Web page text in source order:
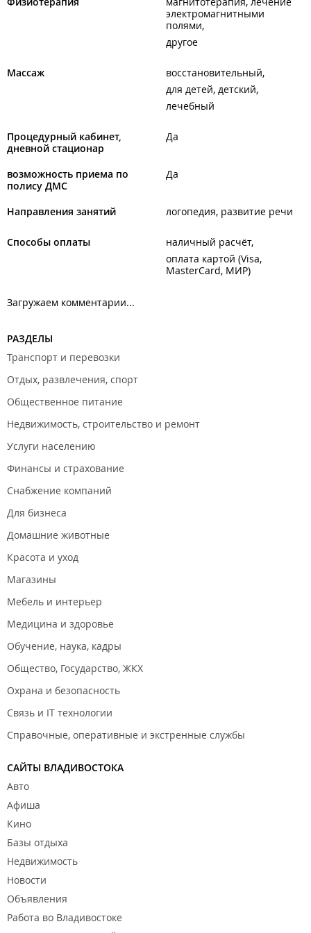
тренажеры для спины, тренажеры для трицепса,
Оплата по терминалу не работает в выходные дни.
электромагнитными
полями
другое
Массаж
восстановительный
для детей, детский
лечебный
Процедурный кабинет,
дневной стационар
Да
возможность приема по
полису ДМС
Да
Направления занятий логопедия, развитие речи
Способы оплаты
наличный расчёт
оплата картой (Visa,
MasterCard, МИР)
Загружаем комментарии...
РАЗДЕЛЫ
Транспорт и перевозки
Отдых, развлечения, спорт
Общественное питание
Недвижимость, строительство и ремонт
Услуги населению
Финансы и страхование
Снабжение компаний
Для бизнеса
Домашние животные
Красота и уход
Магазины
Мебель и интерьер
Медицина и здоровье
Обучение, наука, кадры
Общество, Государство, ЖКХ
Охрана и безопасность
Связь и IT технологии
Справочные, оперативные и экстренные службы
САЙТЫ ВЛАДИВОСТОКА
Авто
Афиша
Кино
Базы отдыха
Недвижимость
Новости
Объявления
Работа во Владивостоке